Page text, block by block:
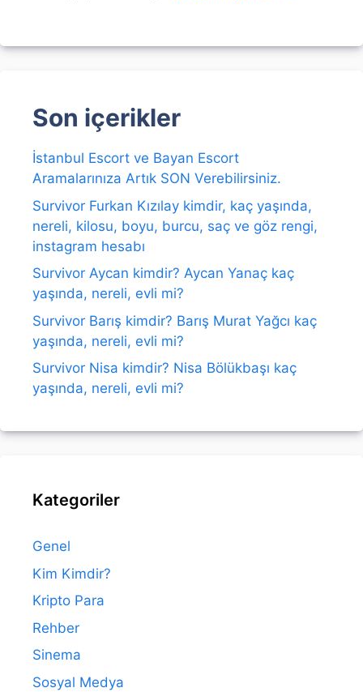
Son içerikler
İstanbul Escort ve Bayan Escort
Aramalarınıza Artık SON Verebilirsiniz.
Survivor Furkan Kızılay kimdir, kaç yaşında,
nereli, kilosu, boyu, burcu, saç ve göz rengi,
instagram hesabı
Survivor Aycan kimdir? Aycan Yanaç kaç
yaşında, nereli, evli mi?
Survivor Barış kimdir? Barış Murat Yağcı kaç
yaşında, nereli, evli mi?
Survivor Nisa kimdir? Nisa Bölükbaşı kaç
yaşında, nereli, evli mi?
Kategoriler
Genel
Kim Kimdir?
Kripto Para
Rehber
Sinema
Sosyal Medya